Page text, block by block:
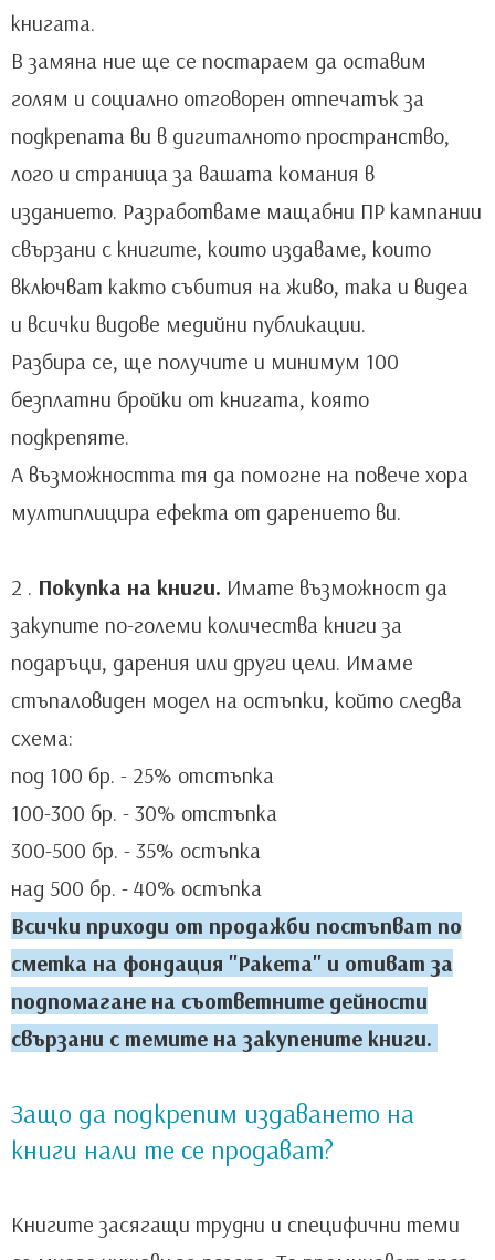
книгата.
В замяна ние ще се постараем да оставим
голям и социално отговорен отпечатък за
подкрепата ви в дигиталното пространство,
лого и страница за вашата комания в
изданието. Разработваме мащабни ПР кампании
свързани с книгите, които издаваме, които
включват както събития на живо, така и видеа
и всички видове медийни публикации.
Разбира се, ще получите и минимум 100
безплатни бройки от книгата, която
подкрепяте.
А възможността тя да помогне на повече хора
мултиплицира ефекта от дарението ви.
2 . Покупка на книги. Имате възможност да
закупите по-големи количества книги за
подаръци, дарения или други цели. Имаме
стъпаловиден модел на остъпки, който следва
схема:
под 100 бр. - 25% отстъпка
100-300 бр. - 30% отстъпка
300-500 бр. - 35% остъпка
над 500 бр. - 40% остъпка
Всички приходи от продажби постъпват по
сметка на фондация "Ракета" и отиват за
подпомагане на съответните дейности
свързани с темите на закупените книги.
Защо да подкрепим издаването на
книги нали те се продават?
Книгите засягащи трудни и специфични теми